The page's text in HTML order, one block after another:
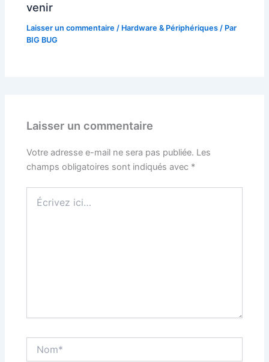
venir
Laisser un commentaire / Hardware & Périphériques / Par
BIG BUG
Laisser un commentaire
Votre adresse e-mail ne sera pas publiée. Les
champs obligatoires sont indiqués avec *
ici…